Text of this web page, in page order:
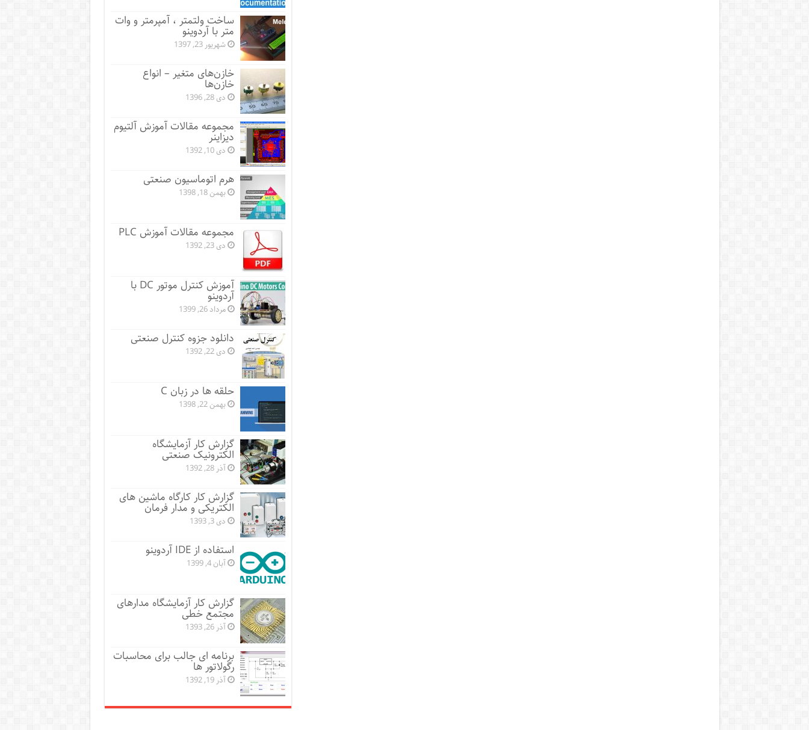
ساخت ولتمتر ، آمپرمتر و وات
متر با آردوینو
شهریور 23, 1397
خازن‌های متغیر – انواع
خازن‌ها
دی 28, 1396
مجموعه مقالات آموزش آلتیوم
دیزاینر
دی 10, 1392
هرم اتوماسیون صنعتی
بهمن 18, 1398
مجموعه مقالات آموزش PLC
دی 23, 1392
آموزش کنترل موتور DC با
آردوینو
مرداد 26, 1399
دانلود جزوه کنترل صنعتی
دی 22, 1392
حلقه ها در زبان C
بهمن 22, 1398
گزارش کار آزمایشگاه
الکترونیک صنعتی
آذر 28, 1392
گزارش کار کارگاه ماشین های
الکتریکی و مدار فرمان
دی 3, 1393
استفاده از IDE آردوینو
آبان 4, 1399
گزارش کار آزمایشگاه مدارهای
مجتمع خطی
آذر 26, 1393
برنامه ای جالب برای محاسبات
رگولاتور ها
آذر 19, 1392